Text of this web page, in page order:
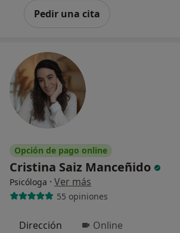
Pedir una cita
Opción de pago online
Cristina Saiz Manceñido
Psicóloga · Ver más
55 opiniones
Dirección Online